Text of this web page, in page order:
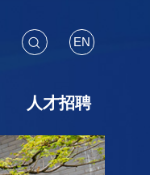
人才招聘
教师招聘
博后招聘
员工招聘
EN